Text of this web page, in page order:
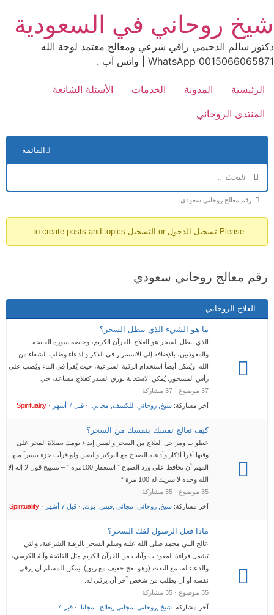
to
content
شيخ روحاني في السعودية
دكتور سالم الدحيمي راقي شرعي ومعالج معتمد لوجة الله
0015066065871 WhatsApp | واتس آب .
الرئيسية المدونة الخدمات
الأسئلة الشائعة
المنتدى الروحاني
القائمة
مسارات
المنتدى
-
هنا:
رقم معالج روحاني سعودي
Please تسجيل الدخول or التسجيل
رقم معالج روحاني سعودي
العلاج الروحاني
ما هو الشيء الذي يبطل السحر؟
الذي يبطل السحر هو العلاج بالقرآن الكريم، وخاصة سورة الفاتحة
والمعوذتين، بالإضافة إلى الاستمرار في الذكر والدعاء وطلب الشفاء من
الله. ويُمكن أيضاً استخدام الرقية الشرعية، حيث يُقرأ في الماء ويُصب على
رأس المسحور. يُمكن الاستعانة بورق السدر كعلاج مساعد، حي
37 موضوع · 37 مشاركة
آخر مشاركة: شيخ, روحاني, للكشف, مجاني, · قبل 7 أشهر ·
Spirituality
كيف تعالج نفسك بنفسك من السحر؟
خطوات ومراحل العلاج من السحر والمس إبداء يومك بصلاة الفجر على
وقتها أقرأ أذكار وأدعية الصباح مع التركيز واليقين ولو قرأت جزء يسيراً منها
المهم أن تحافظ على ورد الصباح ” استغفار 100مرة ” – تسبيح قول لا إله إلا
الله وحده لا شريك له 100 مرة ”.
35 موضوع · 35 مشاركة
آخر مشاركة: شيخ, روحاني, مجاني ,فيس, بوك, · قبل 7 أشهر ·
Spirituality
ماذا فعل الرسول لفك السحر؟
عالج النبي محمد صلى الله عليه وسلم السحر بالرقية الشرعية، والتي
تشمل قراءة المعوذات وآيات من القرآن الكريم مثل الفاتحة وآية الكرسي،
والدعاء له، مع النفث (وهو نفخ خفيف مع ريق). يمكن للمسلم أن يرقي
نفسه أو أن يطلب من شخص آخر أن يرقي له.
35 موضوع · 35 مشاركة
آخر مشاركة: شيخ ,روحاني, مجاني ,يعالج , مجانا, ·
قبل 7